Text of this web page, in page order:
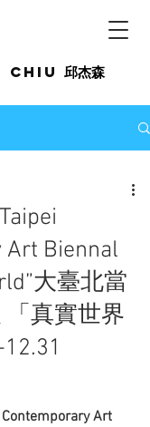
邱杰森
Art Biennal
大臺北當
真實世界
Art